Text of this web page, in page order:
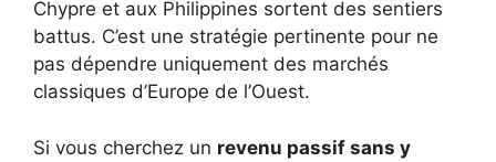
Chypre et aux Philippines sortent des sentiers
battus. C’est une stratégie pertinente pour ne
pas dépendre uniquement des marchés
classiques d’Europe de l’Ouest.
Si vous cherchez un revenu passif sans y